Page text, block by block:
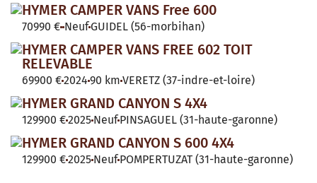
HYMER CAMPER VANS Free 600
70990 € Neuf GUIDEL (56-morbihan)
HYMER CAMPER VANS FREE 602 TOIT
RELEVABLE
69900 €2024 90 km VERETZ (37-indre-et-loire)
HYMER GRAND CANYON S 4X4
129900 €2025 Neuf PINSAGUEL (31-haute-garonne)
HYMER GRAND CANYON S 600 4X4
129900 €2025 Neuf POMPERTUZAT (31-haute-garonne)